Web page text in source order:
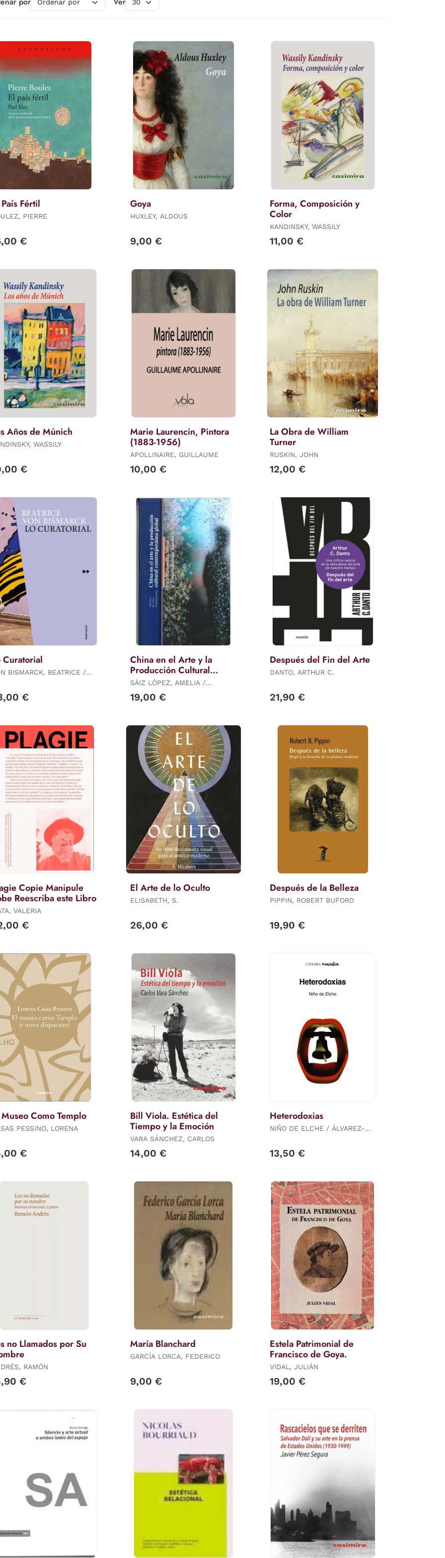
Fértil
PIERRE
€
Goya
HUXLEY, ALDOUS
9,00 €
Forma, Composición y
Color
KANDINSKY, WASSILY
11,00 €
Años de Múnich
WASSILY
€
Marie Laurencin, Pintora
(1883-1956)
APOLLINAIRE, GUILLAUME
10,00 €
La Obra de William
Turner
RUSKIN, JOHN
12,00 €
Curatorial
BISMARCK, BEATRICE /
€
China en el Arte y la
Producción Cultural
Contemporánea Global
SÁIZ LÓPEZ, AMELIA /
BECHER, ANGELA / SHUXIN,
19,00 €
Después del Fin del Arte
DANTO, ARTHUR C.
21,90 €
Copie Manipule
Reescriba este Libro
VALERIA
€
El Arte de lo Oculto
ELISABETH, S.
26,00 €
Después de la Belleza
PIPPIN, ROBERT BUFORD
19,90 €
Como Templo
PESSINO, LORENA
€
Bill Viola. Estética del
Tiempo y la Emoción
VARA SÁNCHEZ, CARLOS
14,00 €
Heterodoxias
NIÑO DE ELCHE / ÁLVAREZ-
13,50 €
no Llamados por Su
RAMÓN
€
María Blanchard
GARCÍA LORCA, FEDERICO
9,00 €
Estela Patrimonial de
Francisco de Goya.
VIDAL, JULIÁN
19,00 €